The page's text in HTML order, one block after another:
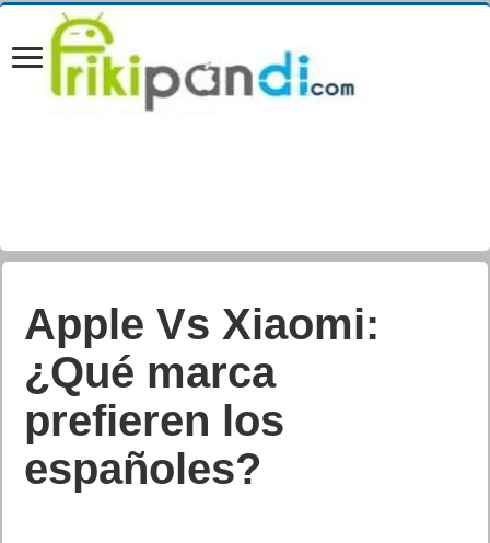
Apple Vs Xiaomi:
¿Qué marca
prefieren los
españoles?